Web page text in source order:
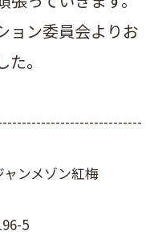
ョン委員会よりお
。
ンメゾン紅梅
5